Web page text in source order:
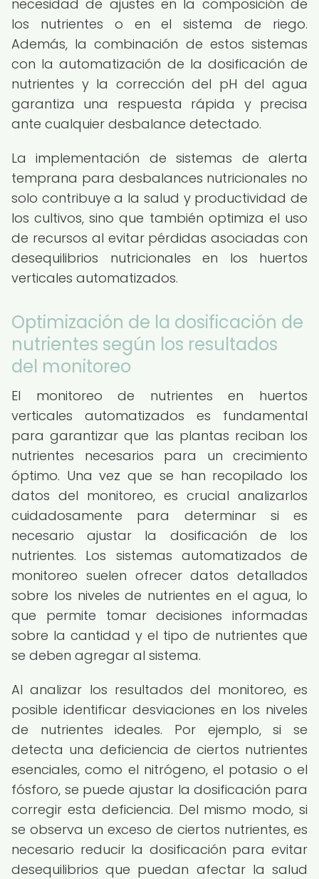
necesidad de ajustes en la composición de
los nutrientes o en el sistema de riego.
Además, la combinación de estos sistemas
con la automatización de la dosificación de
nutrientes y la corrección del pH del agua
garantiza una respuesta rápida y precisa
ante cualquier desbalance detectado.
La implementación de sistemas de alerta
temprana para desbalances nutricionales no
solo contribuye a la salud y productividad de
los cultivos, sino que también optimiza el uso
de recursos al evitar pérdidas asociadas con
desequilibrios nutricionales en los huertos
verticales automatizados.
Optimización de la dosificación de
nutrientes según los resultados
del monitoreo
El monitoreo de nutrientes en huertos
verticales automatizados es fundamental
para garantizar que las plantas reciban los
nutrientes necesarios para un crecimiento
óptimo. Una vez que se han recopilado los
datos del monitoreo, es crucial analizarlos
cuidadosamente para determinar si es
necesario ajustar la dosificación de los
nutrientes. Los sistemas automatizados de
monitoreo suelen ofrecer datos detallados
sobre los niveles de nutrientes en el agua, lo
que permite tomar decisiones informadas
sobre la cantidad y el tipo de nutrientes que
se deben agregar al sistema.
Al analizar los resultados del monitoreo, es
posible identificar desviaciones en los niveles
de nutrientes ideales. Por ejemplo, si se
detecta una deficiencia de ciertos nutrientes
esenciales, como el nitrógeno, el potasio o el
fósforo, se puede ajustar la dosificación para
corregir esta deficiencia. Del mismo modo, si
se observa un exceso de ciertos nutrientes, es
necesario reducir la dosificación para evitar
desequilibrios que puedan afectar la salud